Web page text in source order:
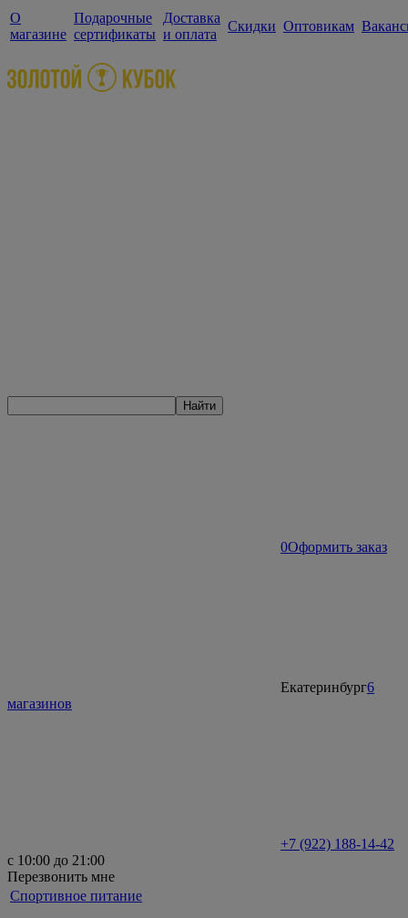
О
магазине
Подарочные
сертификаты
Доставка
и оплата
Скидки Оптовикам
Найти
0Оформить заказ
Екатеринбург6
магазинов
+7 (922) 188-14-42
с 10:00 до 21:00
Перезвонить мне
Спортивное питание